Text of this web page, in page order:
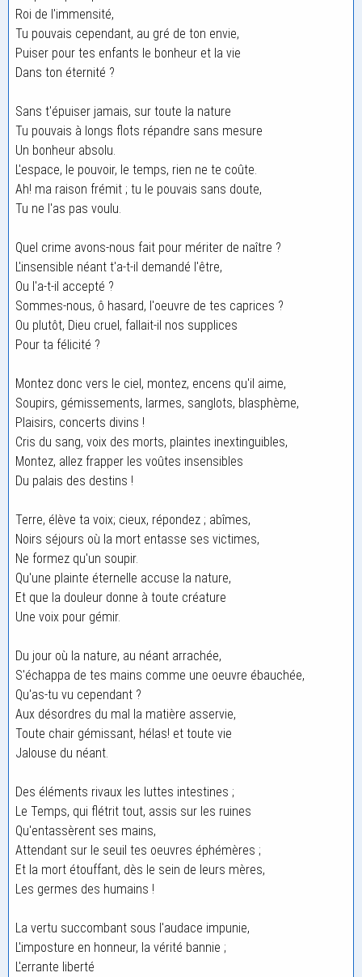
Roi de l'immensité,
Tu pouvais cependant, au gré de ton envie,
Puiser pour tes enfants le bonheur et la vie
Dans ton éternité ?
Sans t'épuiser jamais, sur toute la nature
Tu pouvais à longs flots répandre sans mesure
Un bonheur absolu.
L'espace, le pouvoir, le temps, rien ne te coûte.
Ah! ma raison frémit ; tu le pouvais sans doute,
Tu ne l'as pas voulu.
Quel crime avons-nous fait pour mériter de naître ?
L'insensible néant t'a-t-il demandé l'être,
Ou l'a-t-il accepté ?
Sommes-nous, ô hasard, l'oeuvre de tes caprices ?
Ou plutôt, Dieu cruel, fallait-il nos supplices
Pour ta félicité ?
Montez donc vers le ciel, montez, encens qu'il aime,
Soupirs, gémissements, larmes, sanglots, blasphème,
Plaisirs, concerts divins !
Cris du sang, voix des morts, plaintes inextinguibles,
Montez, allez frapper les voûtes insensibles
Du palais des destins !
Terre, élève ta voix; cieux, répondez ; abîmes,
Noirs séjours où la mort entasse ses victimes,
Ne formez qu'un soupir.
Qu'une plainte éternelle accuse la nature,
Et que la douleur donne à toute créature
Une voix pour gémir.
Du jour où la nature, au néant arrachée,
S'échappa de tes mains comme une oeuvre ébauchée,
Qu'as-tu vu cependant ?
Aux désordres du mal la matière asservie,
Toute chair gémissant, hélas! et toute vie
Jalouse du néant.
Des éléments rivaux les luttes intestines ;
Le Temps, qui flétrit tout, assis sur les ruines
Qu'entassèrent ses mains,
Attendant sur le seuil tes oeuvres éphémères ;
Et la mort étouffant, dès le sein de leurs mères,
Les germes des humains !
La vertu succombant sous l'audace impunie,
L'imposture en honneur, la vérité bannie ;
L'errante liberté